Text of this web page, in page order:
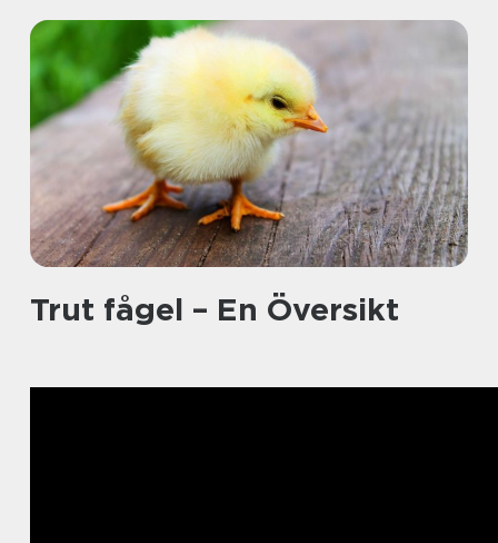
Trut fågel – En Översikt